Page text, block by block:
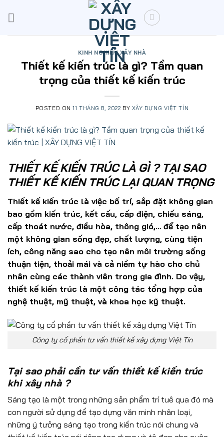
KINH NGHIỆM XÂY NHÀ
Thiết kế kiến trúc là gì? Tầm quan
trọng của thiết kế kiến trúc
POSTED ON11 THÁNG 8, 2022 BY XÂY DỰNG VIỆT TÍN
THIẾT KẾ KIẾN TRÚC LÀ GÌ ? TẠI SAO
THIẾT KẾ KIẾN TRÚC LẠI QUAN TRỌNG
Thiết kế kiến trúc là việc bố trí, sắp đặt không gian
bao gồm kiến trúc, kết cấu, cấp điện, chiếu sáng,
cấp thoát nước, điều hòa, thông gió,… để tạo nên
một không gian sống đẹp, chất lượng, cùng tiện
ích, công năng sao cho tạo nên môi trường sống
thuận tiện, thoải mái và cả niềm tự hào cho chủ
nhân cùng các thành viên trong gia đình. Do vậy,
thiết kế kiến trúc là một công tác tổng hợp của
nghệ thuật, mỹ thuật, và khoa học kỹ thuật.
Công ty cổ phần tư vấn thiết kế xây dựng Việt Tín
Tại sao phải cần tư vấn thiết kế kiến trúc
khi xây nhà ?
Sáng tạo là một trong những sản phẩm trí tuê qua đó mà
con người sử dụng để tạo dựng văn minh nhân loại,
những ý tưởng sáng tạo trong kiến trúc nói chung và